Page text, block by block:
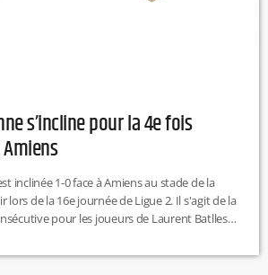
s’incline pour la 4e fois
inclinée 1-0 face à Amiens au stade de la
lors de la 16e journée de Ligue 2. Il s'agit de la
pour les joueurs de Laurent Batlles
une période de crise de laquelle il va falloir